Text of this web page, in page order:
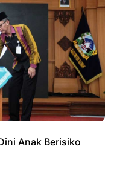
Anak Berisiko